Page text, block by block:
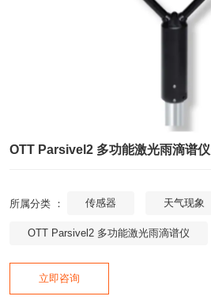
OTT Parsivel2 多功能激光雨滴谱仪
所属分类 ： 传感器 天气现象
OTT Parsivel2 多功能激光雨滴谱仪
立即咨询